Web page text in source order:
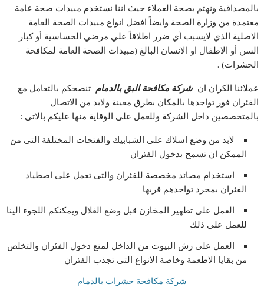
بالمصداقية ونهتم بصحة العملاء حيث اننا نستخدم مبيدات صحة عامة
معتمدة من وزارة الصحة وايضاً افضل انواع مبيدات الصحة العامة
الاصلية الذي لايسبب أي ضرر اطلاقاً علي مرضي الحساسية أو كبار
السن أو الاطفال او الانسان البالغ (مبيدات الصحة العامة لمكافحة
الحشرات) .
عملائنا الكران انشركة مكافحة البق بالدمام تنصحكم بالتعامل مع
الفئران فور تواجدها بالمكان بطرق معينة ولابد من الاتصال
بالمتخصصين داخل الشركة وللعمل على الوقاية منها عليكم بالاتى :
لابد من وضع اسلاك على الشبابيك والفتحات المختلفة التى من
الممكن ان تسمح بدخول الفئران
استخدام مصائد مخصصة للفئران والتى تعمل على اصطياد
الفئران بمجرد تواجدهم قربها
العمل على تطهير المخازن قبل وضع الغلال ويمكنكم اللجوء الينا
للعمل على ذلك
العمل على رش البيوت من الداخل لمنع دخول الفئران والتخلص
من بقايا الاطعمة وخاصة الانواع التى تجذب الفئران
شركة مكافحة حشرات بالدمام